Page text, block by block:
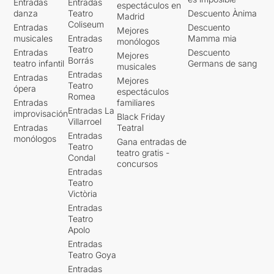
producció és la companyia
Dau al Sec. Gràcies per
haver-nos portat als
escenaris una història que
no hi ha ficció que la superi.
danza
Entradas
musicales
Entradas
teatro infantil
Entradas
ópera
Entradas
improvisación
Entradas
monólogos
Teatro
Coliseum
Entradas
Teatro
Borrás
Entradas
Teatro
Romea
Entradas La
Villarroel
Entradas
Teatro
Condal
Entradas
Teatro
Victòria
Entradas
Teatro
Apolo
Entradas
Teatro Goya
Entradas
espectáculos en
Madrid
Mejores
monólogos
Mejores
musicales
Mejores
espectáculos
familiares
Black Friday
Teatral
Gana entradas de
teatro gratis -
concursos
Descuento Ànima
Descuento
Mamma mia
Descuento
Germans de sang